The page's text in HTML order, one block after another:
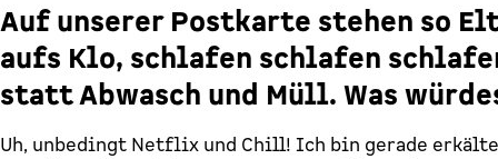
Auf unserer Postkarte stehen so
aufs Klo, schlafen schlafen
statt Abwasch und Müll. Was
Uh, unbedingt Netflix und Chill! Ich bin gerade